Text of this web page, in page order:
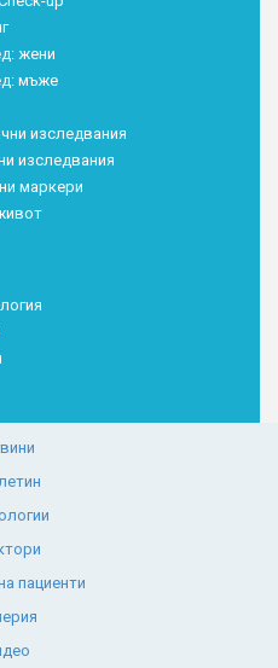
жени
мъже
изследвания
изследвания
маркери
пациенти